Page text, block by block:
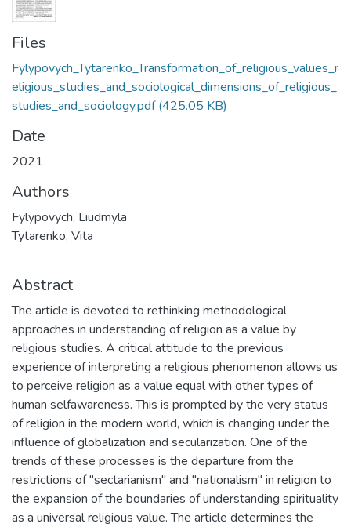
Files
Fylypovych_Tytarenko_Transformation_of_religious_values_r
eligious_studies_and_sociological_dimensions_of_religious_
studies_and_sociology.pdf(425.05 KB)
Date
2021
Authors
Fylypovych, Liudmyla
Tytarenko, Vita
Abstract
The article is devoted to rethinking methodological
approaches in understanding of religion as a value by
religious studies. A critical attitude to the previous
experience of interpreting a religious phenomenon allows us
to perceive religion as a value equal with other types of
human selfawareness. This is prompted by the very status
of religion in the modern world, which is changing under the
influence of globalization and secularization. One of the
trends of these processes is the departure from the
restrictions of "sectarianism" and "nationalism" in religion to
the expansion of the boundaries of understanding spirituality
as a universal religious value. The article determines the